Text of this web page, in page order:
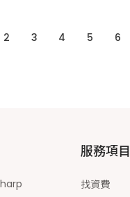
2 3 4 5 6
服務項目
找資費